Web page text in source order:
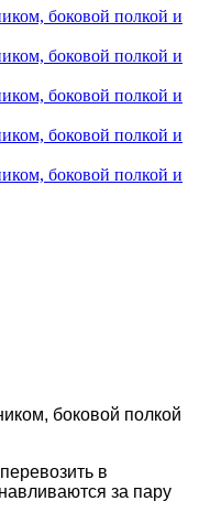
боковой полкой
в
за пару